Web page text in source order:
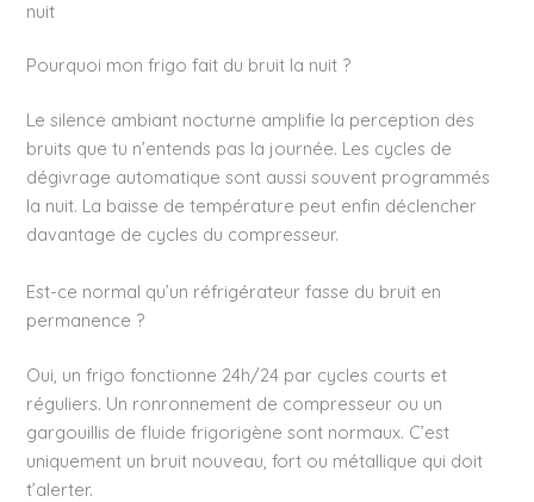
nuit
Pourquoi mon frigo fait du bruit la nuit ?
Le silence ambiant nocturne amplifie la perception des
bruits que tu n’entends pas la journée. Les cycles de
dégivrage automatique sont aussi souvent programmés
la nuit. La baisse de température peut enfin déclencher
davantage de cycles du compresseur.
Est-ce normal qu’un réfrigérateur fasse du bruit en
permanence ?
Oui, un frigo fonctionne 24h/24 par cycles courts et
réguliers. Un ronronnement de compresseur ou un
gargouillis de fluide frigorigène sont normaux. C’est
uniquement un bruit nouveau, fort ou métallique qui doit
t’alerter.